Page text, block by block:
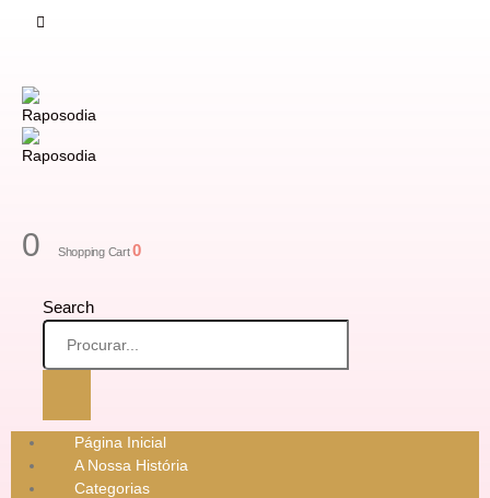
0 Shopping Cart0
Search
Página Inicial
A Nossa História
Categorias